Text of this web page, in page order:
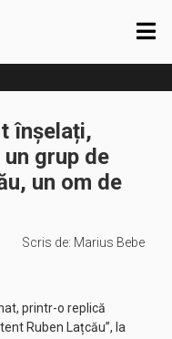
înșelați,
grup de
un om de
Scris de: Marius Bebe
printr-o replică
Ruben Lațcău”, la